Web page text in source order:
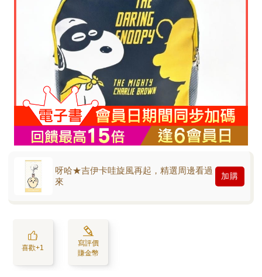
呀哈★吉伊卡哇旋風再起，精選周邊看過
來
加購
喜歡+1
寫評價
賺金幣